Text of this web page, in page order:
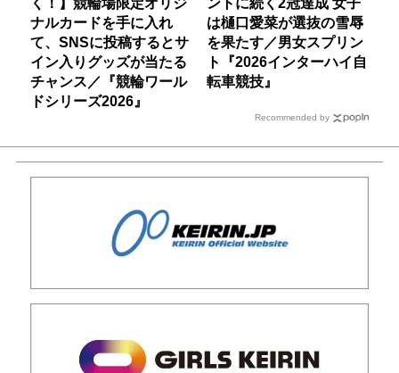
ナルカードを手に入れ
て、SNSに投稿するとサ
イン入りグッズが当たる
チャンス／『競輪ワール
ドシリーズ2026』
は樋口愛菜が選抜の雪辱
を果たす／男女スプリン
ト『2026インターハイ自
転車競技』
Recommended by